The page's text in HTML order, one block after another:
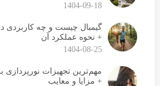
1404-09-18
گیمبال چیست و چه کاربردی
+ نحوه عملکرد آن
1404-08-25
مهم‌ترین تجهیزات نورپردازی
+ مزایا و معایب